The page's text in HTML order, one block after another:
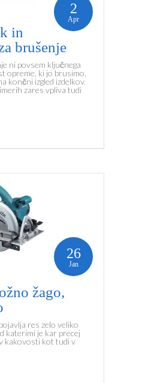
2
Apr
in
brušenje
ni povsem ključnega
opreme, ki jo brusimo,
končni izgled izdelkov.
zares vpliva tudi
26
Jan
žago,
res zelo veliko
katerimi je kar precej
kakovosti kot tudi v